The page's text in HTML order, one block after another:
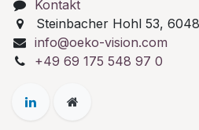
Kontakt
Steinbacher Hohl 53,
info@oeko-vision.com
+49 69 175 548 97 0